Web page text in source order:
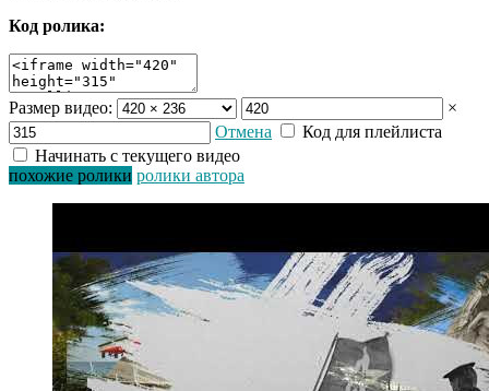
Код ролика:
Размер видео:
×
Отмена
Код для плейлиста
Начинать с текущего видео
похожие ролики ролики автора